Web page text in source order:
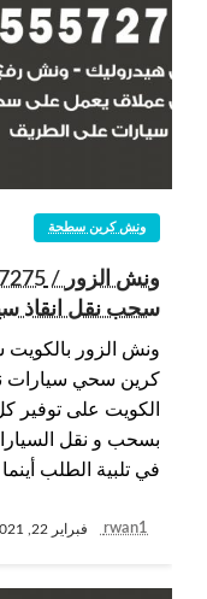
ونش كرين سطحة
سحب نقل انقاذ
ونش الزور
كرين سحي سيارات
الكويت على توفير
بسحب و نقل
في تلبية الطلب
rwan1 فبراير 22, 2021